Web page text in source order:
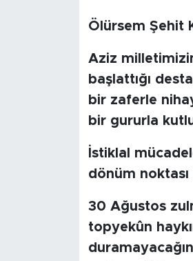
Ölürsem Şehit
Aziz
başlattığı
bir zaferle
bir gururla
İstiklal
dönüm
30 Ağustos
topyekûn
BİLİM-TEKNOLOJİ
RÖPÖRTAJ
YAZARLAR